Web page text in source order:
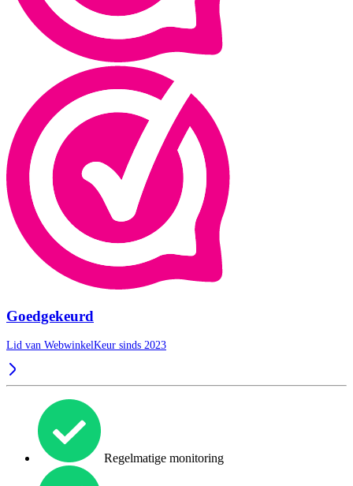
Goedgekeurd
Lid van WebwinkelKeur sinds 2023
Regelmatige monitoring